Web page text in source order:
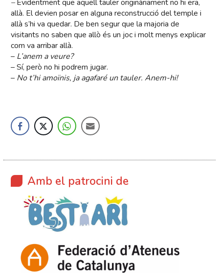
–Evidentment que aquell tauler originàriament no hi era,
allà. El devien posar en alguna reconstrucció del temple i
allà s’hi va quedar. De ben segur que la majoria de
visitants no saben que allò és un joc i molt menys explicar
com va arribar allà.
– L’anem a veure?
– Sí, però no hi podrem jugar.
– No t’hi amoïnis, ja agafaré un tauler. Anem-hi!
Amb el patrocini de